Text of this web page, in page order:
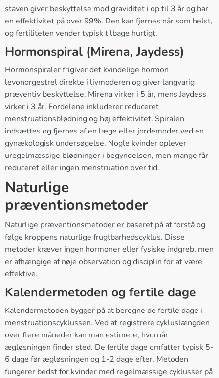
staven giver beskyttelse mod graviditet i op til 3 år og har
en effektivitet på over 99%. Den kan fjernes når som helst,
og fertiliteten vender typisk tilbage hurtigt.
Hormonspiral (Mirena, Jaydess)
Hormonspiraler frigiver det kvindelige hormon
levonorgestrel direkte i livmoderen og giver langvarig
præventiv beskyttelse. Mirena virker i 5 år, mens Jaydess
virker i 3 år. Fordelene inkluderer reduceret
menstruationsblødning og høj effektivitet. Spiralen
indsættes og fjernes af en læge eller jordemoder ved en
gynækologisk undersøgelse. Nogle kvinder oplever
uregelmæssige blødninger i begyndelsen, men mange får
reduceret eller ingen menstruation over tid.
Naturlige
præventionsmetoder
Naturlige præventionsmetoder er baseret på at forstå og
følge kroppens naturlige frugtbarhedscyklus. Disse
metoder kræver ingen hormoner eller fysiske indgreb, men
er afhængige af nøje observation og disciplin for at være
effektive.
Kalendermetoden og fertile dage
Kalendermetoden bygger på at beregne de fertile dage i
menstruationscyklussen. Ved at registrere cykluslængden
over flere måneder kan man estimere, hvornår
ægløsningen finder sted. De fertile dage omfatter typisk 5-
6 dage før ægløsningen og 1-2 dage efter. Metoden
fungerer bedst for kvinder med regelmæssige cyklusser på